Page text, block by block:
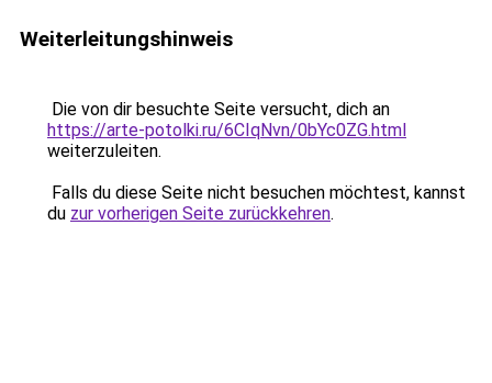
Weiterleitungshinweis
Die von dir besuchte Seite versucht, dich an
https://arte-potolki.ru/6CIqNvn/0bYc0ZG.html
weiterzuleiten.
Falls du diese Seite nicht besuchen möchtest, kannst
du zur vorherigen Seite zurückkehren.